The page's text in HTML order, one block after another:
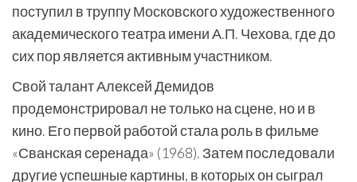
поступил в труппу Московского художественного
академического театра имени А.П. Чехова, где до
сих пор является активным участником.
Свой талант Алексей Демидов
продемонстрировал не только на сцене, но и в
кино. Его первой работой стала роль в фильме
«Сванская серенада» (1968). Затем последовали
другие успешные картины, в которых он сыграл